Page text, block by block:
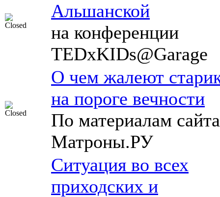
Альшанской
на конференции
TEDxKIDs@Garage
О чем жалеют
на пороге вечности
По материалам сайта
Матроны.РУ
Ситуация во всех
приходских и